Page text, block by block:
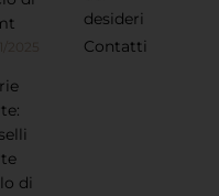
2025
di
desideri
Contatti